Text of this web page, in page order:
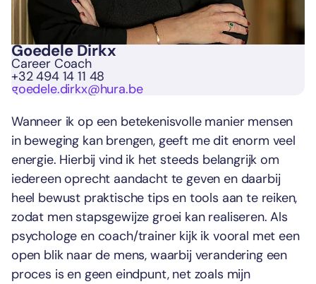
Goedele Dirkx
Career Coach
+32 494 14 11 48
goedele.dirkx@hura.be
Wanneer ik op een betekenisvolle manier mensen
in beweging kan brengen, geeft me dit enorm veel
energie. Hierbij vind ik het steeds belangrijk om
iedereen oprecht aandacht te geven en daarbij
heel bewust praktische tips en tools aan te reiken,
zodat men stapsgewijze groei kan realiseren. Als
psychologe en coach/trainer kijk ik vooral met een
open blik naar de mens, waarbij verandering een
proces is en geen eindpunt, net zoals mijn